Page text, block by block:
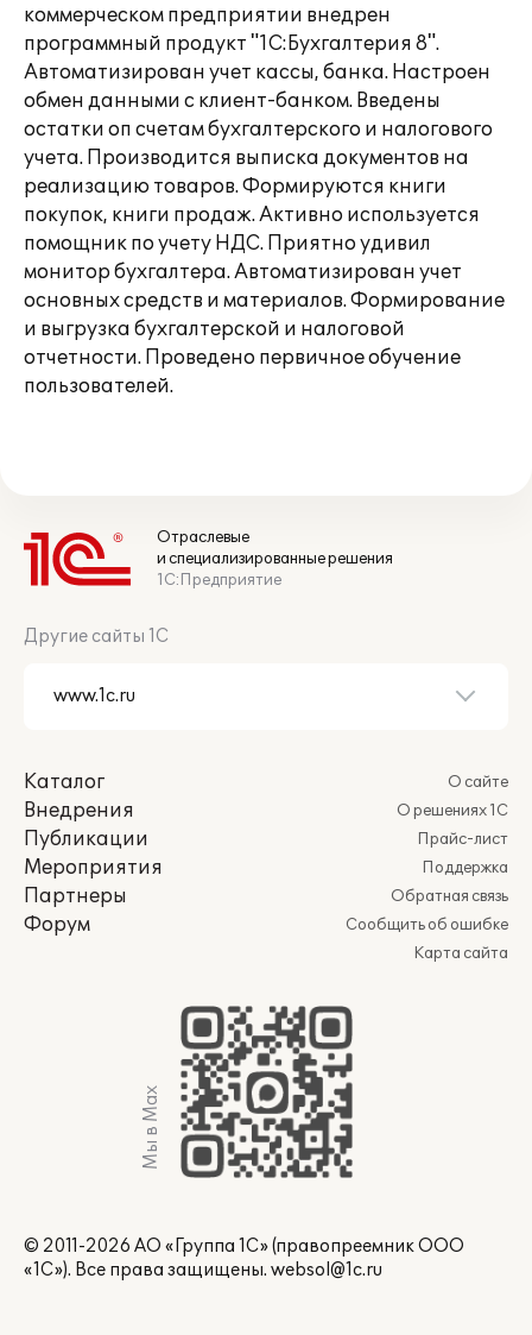
коммерческом предприятии внедрен
программный продукт "1С:Бухгалтерия 8".
Автоматизирован учет кассы, банка. Настроен
обмен данными с клиент-банком. Введены
остатки оп счетам бухгалтерского и налогового
учета. Производится выписка документов на
реализацию товаров. Формируются книги
покупок, книги продаж. Активно используется
помощник по учету НДС. Приятно удивил
монитор бухгалтера. Автоматизирован учет
основных средств и материалов. Формирование
и выгрузка бухгалтерской и налоговой
отчетности. Проведено первичное обучение
пользователей.
Отраслевые
и специализированные решения
1С:Предприятие
Другие сайты 1С
Каталог
Внедрения
Публикации
Мероприятия
Партнеры
Форум
О сайте
О решениях 1С
Прайс-лист
Поддержка
Обратная связь
Сообщить об ошибке
Карта сайта
Мы в Max
© 2011-2026 АО «Группа 1С» (правопреемник ООО
«1С»). Все права защищены. websol@1c.ru